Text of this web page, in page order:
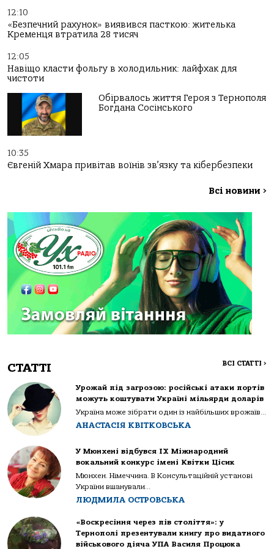
12:10
«Безпечний рахунок» виявився пасткою: жителька
Кременця втратила 28 тисяч
12:05
Навіщо класти фольгу в холодильник: лайфхак для
чистоти
Обірвалось життя Героя з Тернополя
Богдана Сосінського
10:35
Євгеній Хмара привітав воїнів зв’язку та кібербезпеки
Всі новини >
СТАТТІ ВСІ СТАТТІ >
Урожай під загрозою: російські атаки портів
можуть коштувати Україні мільярди доларів
Україна може зібрати один із найбільших врожаїв...
АНАСТАСІЯ КВІТКОВСЬКА
У Мюнхені відбувся IX Міжнародний
вокальний конкурс імені Квітки Цісик
Мюнхен. Німеччина. В Консультаційній установі
України вшанували...
ЛЮДМИЛА ОСТРОВСЬКА
«Воскресіння через пів століття»: у
Тернополі презентували книгу про видатного
військового діяча УПА Василя Процюка